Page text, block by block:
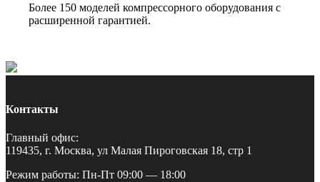
Более 150 моделей компрессорного оборудования с
расширенной гарантией.
Контакты
Главный офис:
119435, г. Москва, ул Малая Пироговская 18, стр 1
Режим работы: Пн-Пт 09:00 — 18:00